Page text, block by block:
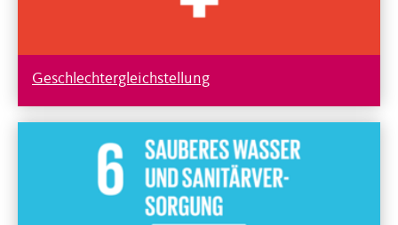
Geschlechtergleichstellung